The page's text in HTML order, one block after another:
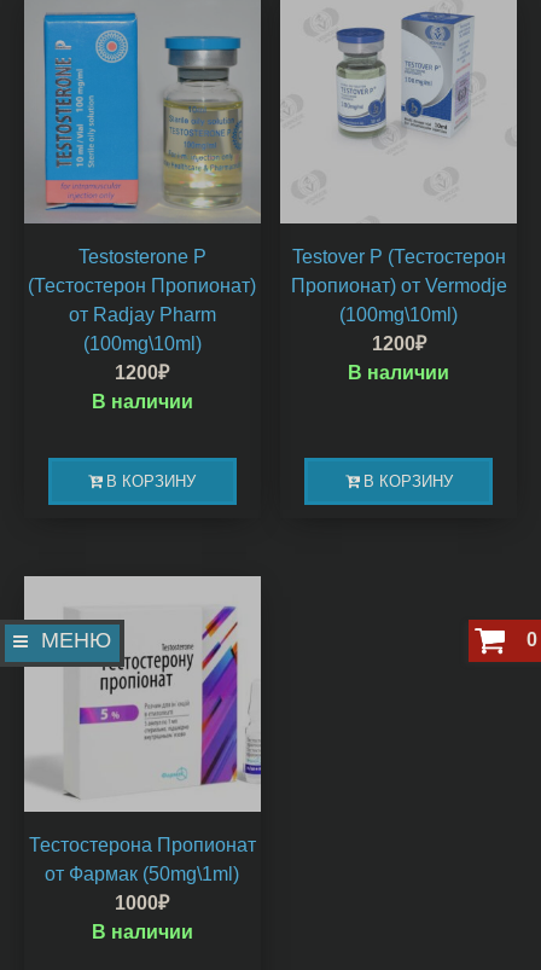
МЕНЮ
Testosterone P
(Тестостерон Пропионат)
от Radjay Pharm
(100mg\10ml)
1200₽
В КОРЗИНУ
В наличии
Testover P (Тестостерон
Пропионат) от Vermodje
(100mg\10ml)
1200₽
В КОРЗИНУ
В наличии
Тестостерона Пропионат
от Фармак (50mg\1ml)
1000₽
В наличии
0